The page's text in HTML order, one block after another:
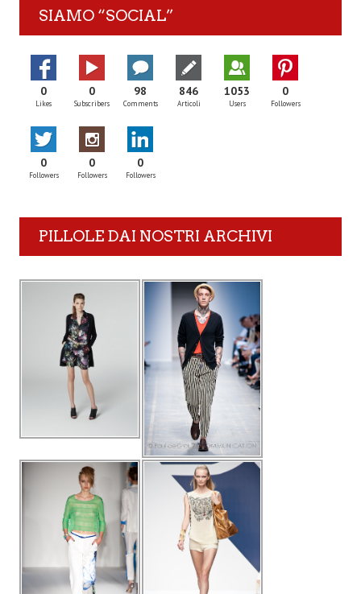
SIAMO “SOCIAL”
0
Likes
0
Subscribers
98
Comments
846
Articoli
1053
Users
0
Followers
0
Followers
0
Followers
0
Followers
PILLOLE DAI NOSTRI ARCHIVI